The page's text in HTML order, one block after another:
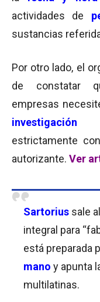
actividades de
sustancias
Por otro lado, el
de constatar
empresas
estrictamente
autorizante. Ver
Sartorius sale
integral para
está preparada
mano y apunta
multilatinas.